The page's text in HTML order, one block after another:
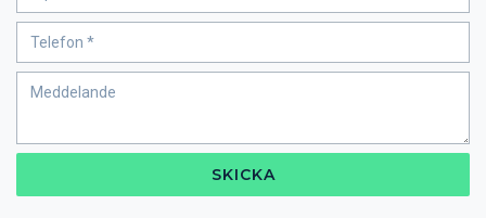
SKICKA